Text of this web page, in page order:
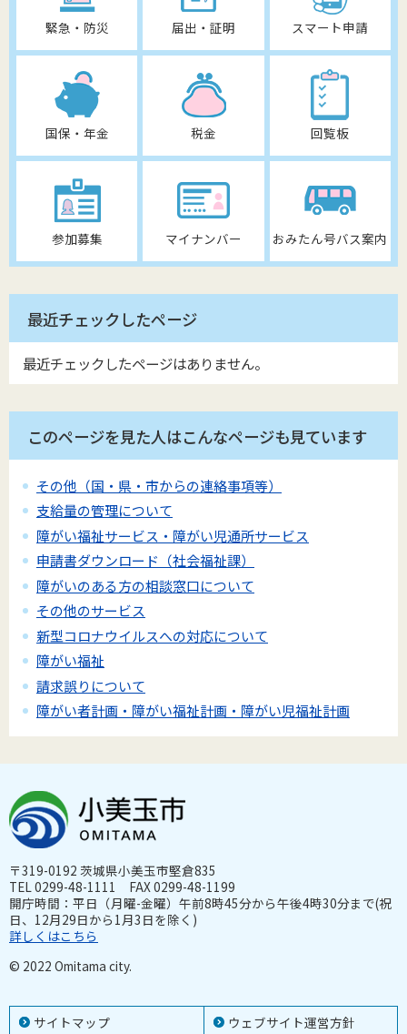
緊急・防災 届出・証明 スマート申請
国保・年金 税金 回覧板
参加募集 マイナンバー おみたん号バス案内
最近チェックしたページ
最近チェックしたページはありません。
このページを見た人はこんなページも見ています
その他（国・県・市からの連絡事項等）
支給量の管理について
障がい福祉サービス・障がい児通所サービス
申請書ダウンロード（社会福祉課）
障がいのある方の相談窓口について
その他のサービス
新型コロナウイルスへの対応について
障がい福祉
請求誤りについて
障がい者計画・障がい福祉計画・障がい児福祉計画
サイトマップ ウェブサイト運営方針
〒319-0192 茨城県小美玉市堅倉835
TEL 0299-48-1111 FAX 0299-48-1199
開庁時間：平日（月曜-金曜）午前8時45分から午後4時30分まで(祝
日、12月29日から1月3日を除く)
詳しくはこちら
© 2022 Omitama city.